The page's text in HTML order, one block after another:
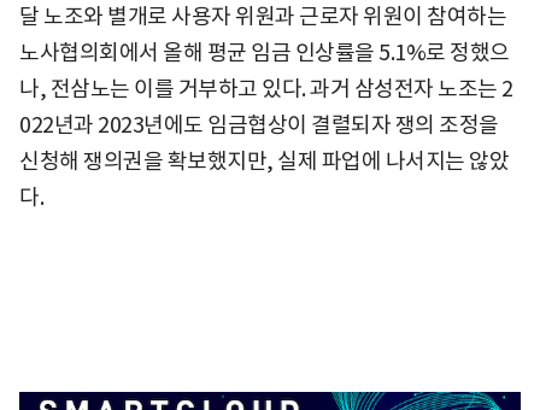
달 노조와 별개로 사용자 위원과 근로자 위원이 참여하는
노사협의회에서 올해 평균 임금 인상률을 5.1%로 정했으
나, 전삼노는 이를 거부하고 있다. 과거 삼성전자 노조는 2
022년과 2023년에도 임금협상이 결렬되자 쟁의 조정을
신청해 쟁의권을 확보했지만, 실제 파업에 나서지는 않았
다.